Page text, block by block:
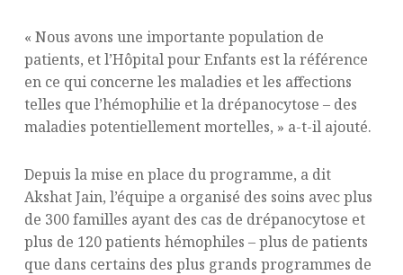
« Nous avons une importante population de
patients, et l’Hôpital pour Enfants est la référence
en ce qui concerne les maladies et les affections
telles que l’hémophilie et la drépanocytose – des
maladies potentiellement mortelles, » a-t-il ajouté.
Depuis la mise en place du programme, a dit
Akshat Jain, l’équipe a organisé des soins avec plus
de 300 familles ayant des cas de drépanocytose et
plus de 120 patients hémophiles – plus de patients
que dans certains des plus grands programmes de